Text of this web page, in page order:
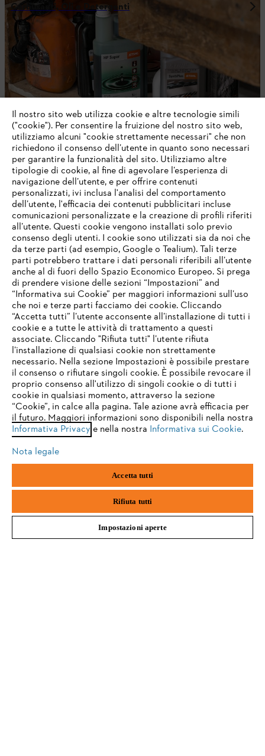
Carburanti, Oli e Detergenti
Abbigliamento forestale e DPI
NON PERDETEVI NULLA CON LA
NEWSLETTER STIHL
Indirizzo e-mail
Iscrizione alla newsletter
#STIHL
IHR BROWSER WIRD NICHT
UNTERSTÜTZT
Sie nutzen einen Browser, den wir noch nicht unterstützen. Für
eine optimale Nutzung unserer Seite empfehlen wir Ihnen, zu
einem der folgenden Browser zu wechseln:
firefox chrome
safari edge
Il nostro sito web utilizza cookie e altre tecnologie simili
("cookie"). Per consentire la fruizione del nostro sito web,
utilizziamo alcuni "cookie strettamente necessari" che non
richiedono il consenso dell’utente in quanto sono necessari
per garantire la funzionalità del sito. Utilizziamo altre
tipologie di cookie, al fine di agevolare l’esperienza di
navigazione dell’utente, e per offrire contenuti
personalizzati, ivi inclusa l'analisi del comportamento
dell’utente, l'efficacia dei contenuti pubblicitari incluse
comunicazioni personalizzate e la creazione di profili riferiti
all’utente. Questi cookie vengono installati solo previo
consenso degli utenti. I cookie sono utilizzati sia da noi che
da terze parti (ad esempio, Google o Tealium). Tali terze
parti potrebbero trattare i dati personali riferibili all’utente
anche al di fuori dello Spazio Economico Europeo. Si prega
di prendere visione delle sezioni “Impostazioni” and
“Informativa sui Cookie” per maggiori informazioni sull’uso
che noi e terze parti facciamo dei cookie. Cliccando
“Accetta tutti” l’utente acconsente all’installazione di tutti i
cookie e a tutte le attività di trattamento a questi
associate. Cliccando "Rifiuta tutti" l’utente rifiuta
l’installazione di qualsiasi cookie non strettamente
necessario. Nella sezione Impostazioni è possibile prestare
il consenso o rifiutare singoli cookie. È possibile revocare il
proprio consenso all'utilizzo di singoli cookie o di tutti i
cookie in qualsiasi momento, attraverso la sezione
“Cookie”, in calce alla pagina. Tale azione avrà efficacia per
il futuro. Maggiori informazioni sono disponibili nella nostra
Informativa Privacy e nella nostra Informativa sui Cookie.
Nota legale
Accetta tutti
Rifiuta tutti
Impostazioni aperte